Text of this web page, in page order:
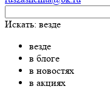
Искать: везде
везде
в блоге
в новостях
в акциях